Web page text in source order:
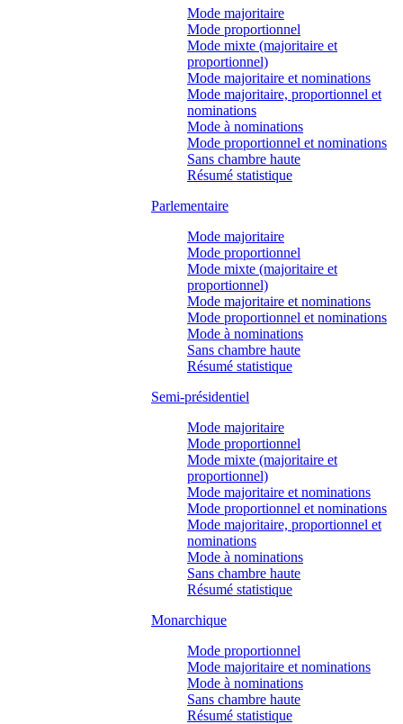
Mode majoritaire
Mode proportionnel
Mode mixte (majoritaire et
proportionnel)
Mode majoritaire et nominations
Mode majoritaire, proportionnel et
nominations
Mode à nominations
Mode proportionnel et nominations
Sans chambre haute
Résumé statistique
Parlementaire
Mode majoritaire
Mode proportionnel
Mode mixte (majoritaire et
proportionnel)
Mode majoritaire et nominations
Mode proportionnel et nominations
Mode à nominations
Sans chambre haute
Résumé statistique
Semi-présidentiel
Mode majoritaire
Mode proportionnel
Mode mixte (majoritaire et
proportionnel)
Mode majoritaire et nominations
Mode proportionnel et nominations
Mode majoritaire, proportionnel et
nominations
Mode à nominations
Sans chambre haute
Résumé statistique
Monarchique
Mode proportionnel
Mode majoritaire et nominations
Mode à nominations
Sans chambre haute
Résumé statistique